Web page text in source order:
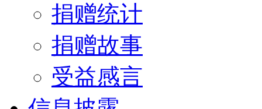
捐赠统计
捐赠故事
受益感言